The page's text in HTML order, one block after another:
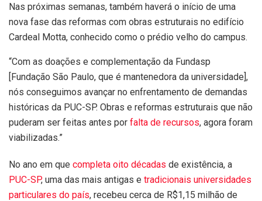
Nas próximas semanas, também haverá o início de uma
nova fase das reformas com obras estruturais no edifício
Cardeal Motta, conhecido como o prédio velho do campus.
“Com as doações e complementação da Fundasp
[Fundação São Paulo, que é mantenedora da universidade],
nós conseguimos avançar no enfrentamento de demandas
históricas da PUC-SP. Obras e reformas estruturais que não
puderam ser feitas antes por falta de recursos, agora foram
viabilizadas.”
No ano em que completa oito décadas de existência, a
PUC-SP, uma das mais antigas e tradicionais universidades
particulares do país, recebeu cerca de R$1,15 milhão de